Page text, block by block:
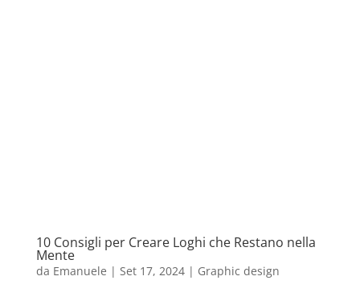
10 Consigli per Creare Loghi che Restano nella
Mente
da Emanuele | Set 17, 2024| Graphic design